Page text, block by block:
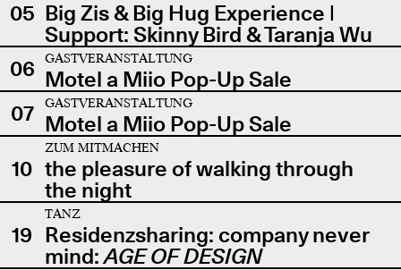
05 Big Zis & Big Hug Experience |
Support: Skinny Bird & Taranja Wu
06
GASTVERANSTALTUNG
Motel a Miio Pop-Up Sale
07
GASTVERANSTALTUNG
Motel a Miio Pop-Up Sale
10
ZUM MITMACHEN
the pleasure of walking through
the night
19
TANZ
Residenzsharing: company never
mind:AGE OF DESIGN